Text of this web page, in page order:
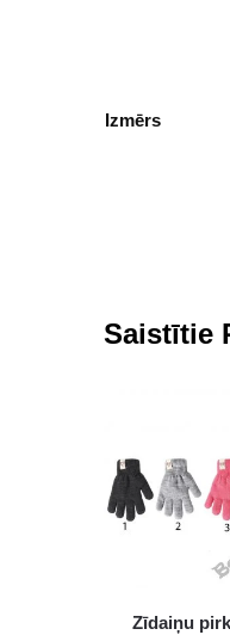
Izmērs
Saistītie
Zīdaiņu